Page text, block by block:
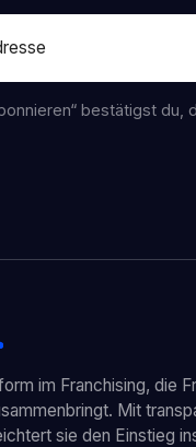
bestätigst du,
im Franchising, die
Mit
sie den Einstieg